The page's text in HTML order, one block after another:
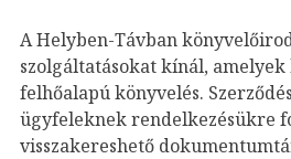
A Helyben-Távban
szolgáltatásokat kínál,
felhőalapú könyvelés.
ügyfeleknek rendelkezésükre
visszakereshető